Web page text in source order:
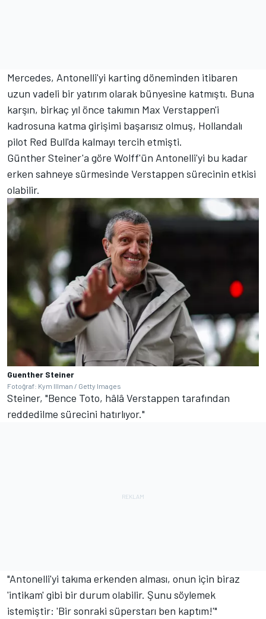
Mercedes, Antonelli'yi karting döneminden itibaren
uzun vadeli bir yatırım olarak bünyesine katmıştı. Buna
karşın, birkaç yıl önce takımın Max Verstappen'i
kadrosuna katma girişimi başarısız olmuş, Hollandalı
pilot Red Bull'da kalmayı tercih etmişti.
Günther Steiner'a göre Wolff'ün Antonelli'yi bu kadar
erken sahneye sürmesinde Verstappen sürecinin etkisi
olabilir.
Guenther Steiner
Fotoğraf: Kym Illman / Getty Images
Steiner, "Bence Toto, hâlâ Verstappen tarafından
reddedilme sürecini hatırlıyor."
"Antonelli'yi takıma erkenden alması, onun için biraz
'intikam' gibi bir durum olabilir. Şunu söylemek
istemiştir: 'Bir sonraki süperstarı ben kaptım!'"